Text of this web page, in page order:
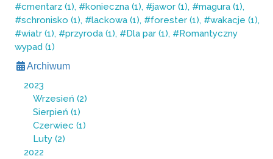
cmentarz (1)
konieczna (1) jawor (1)
magura (1)
schronisko (1)
lackowa (1) forester (1)
wakacje (1)
wiatr (1)
przyroda (1) Dla par (1)
Romantyczny
wypad (1)
Archiwum
2023
Wrzesień (2)
Sierpień (1)
Czerwiec (1)
Luty (2)
2022